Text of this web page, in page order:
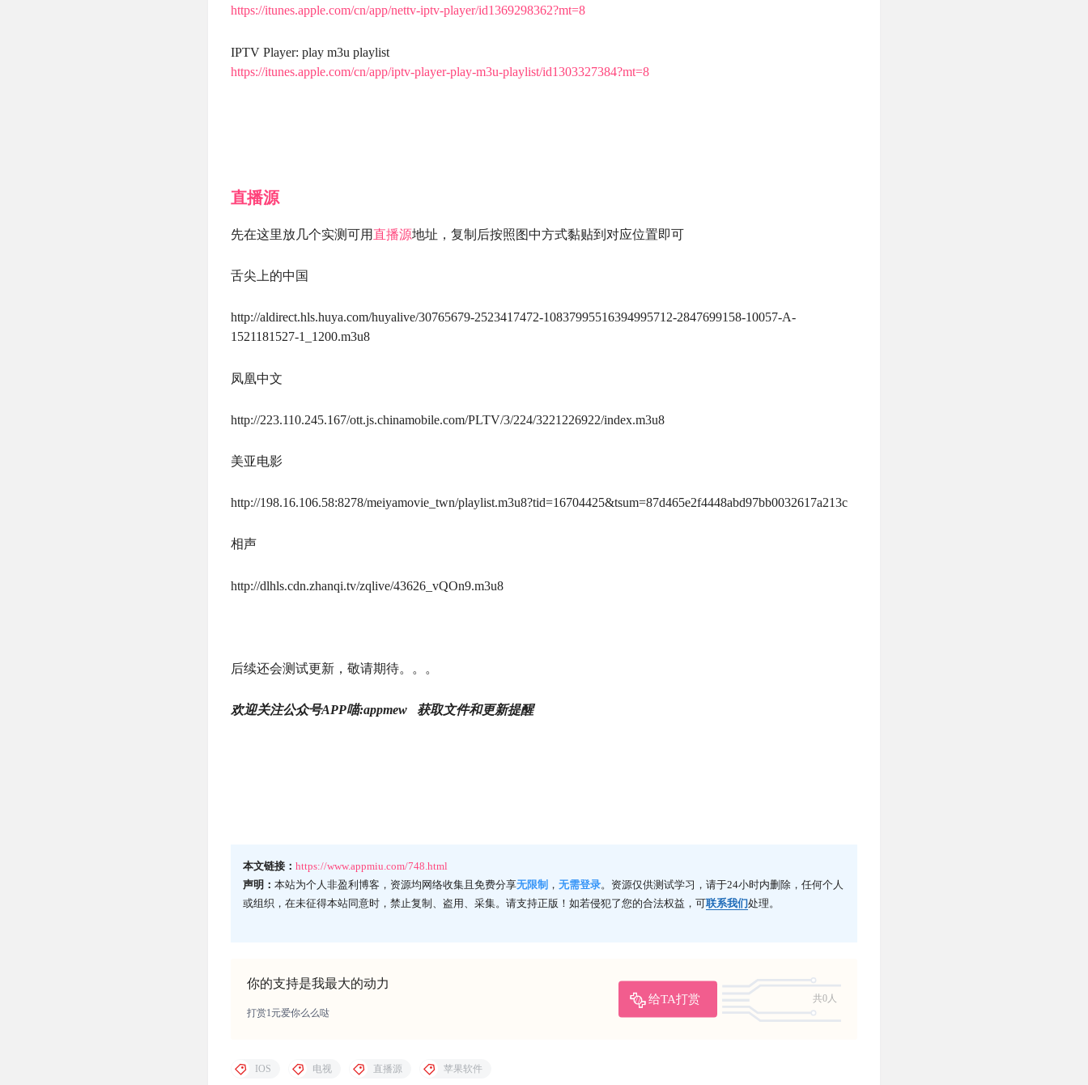
https://itunes.apple.com/cn/app/nettv-iptv-player/id1369298362?mt=8
IPTV Player: play m3u playlist
https://itunes.apple.com/cn/app/iptv-player-play-m3u-playlist/id1303327384?mt=8
直播源
先在这里放几个实测可用 直播源地址，复制后按照图中方式黏贴到对应位置即可
舌尖上的中国
http://aldirect.hls.huya.com/huyalive/30765679-2523417472-10837995516394995712-2847699158-10057-A-
1521181527-1_1200.m3u8
凤凰中文
http://223.110.245.167/ott.js.chinamobile.com/PLTV/3/224/3221226922/index.m3u8
美亚电影
http://198.16.106.58:8278/meiyamovie_twn/playlist.m3u8?tid=16704425&tsum=87d465e2f4448abd97bb0032617a213c
相声
http://dlhls.cdn.zhanqi.tv/zqlive/43626_vQOn9.m3u8
后续还会测试更新，敬请期待。。。
欢迎关注公众号APP喵:appmew 获取文件和更新提醒
本文链接： https://www.appmiu.com/748.html
声明： 本站为个人非盈利博客，资源均网络收集且免费分享无限制 ， 无需登录。资源仅供测试学习，请于24小时内删除，任何个人
或组织，在未征得本站同意时，禁止复制、盗用、采集。请支持正版！如若侵犯了您的合法权益，可联系我们处理。
你的支持是我最大的动力
给TA打赏
共0人
打赏1元爱你么么哒
IOS 电视 直播源 苹果软件